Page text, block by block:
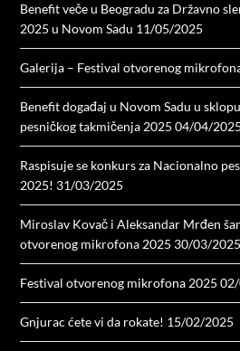
Benefit veče u Beogradu za Državno
2025 u Novom Sadu 11/05/2025
Galerija – Festival otvorenog
Benefit događaj u Novom Sadu u
pesničkog takmičenja 2025 04/04/2025
Raspisuje se konkurs za Nacionalno
2025! 31/03/2025
Miroslav Kovač i Aleksandar Mrđen
otvorenog mikrofona 2025 30/03/2025
Festival otvorenog mikrofona 2025
Gnjurac ćete vi da rokate! 15/02/2025